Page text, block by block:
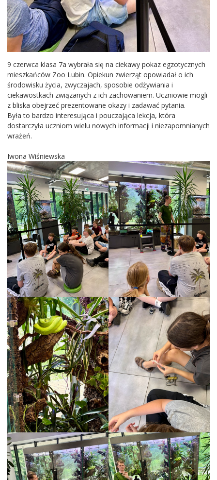
9 czerwca klasa 7a wybrała się na ciekawy pokaz egzotycznych
mieszkańców Zoo Lubin. Opiekun zwierząt opowiadał o ich
środowisku życia, zwyczajach, sposobie odżywiania i
ciekawostkach związanych z ich zachowaniem. Uczniowie mogli
z bliska obejrzeć prezentowane okazy i zadawać pytania.
Była to bardzo interesująca i pouczająca lekcja, która
dostarczyła uczniom wielu nowych informacji i niezapomnianych
wrażeń.
Iwona Wiśniewska